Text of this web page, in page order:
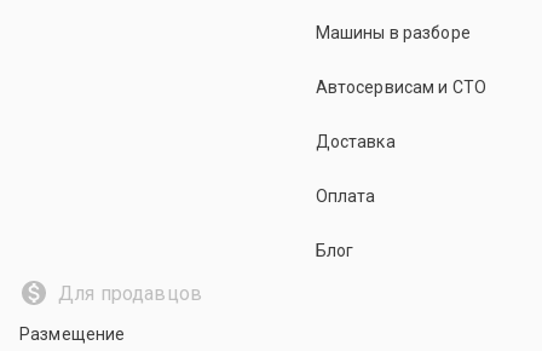
Машины в разборе
Автосервисам и СТО
Доставка
Оплата
Блог
Для продавцов
Размещение